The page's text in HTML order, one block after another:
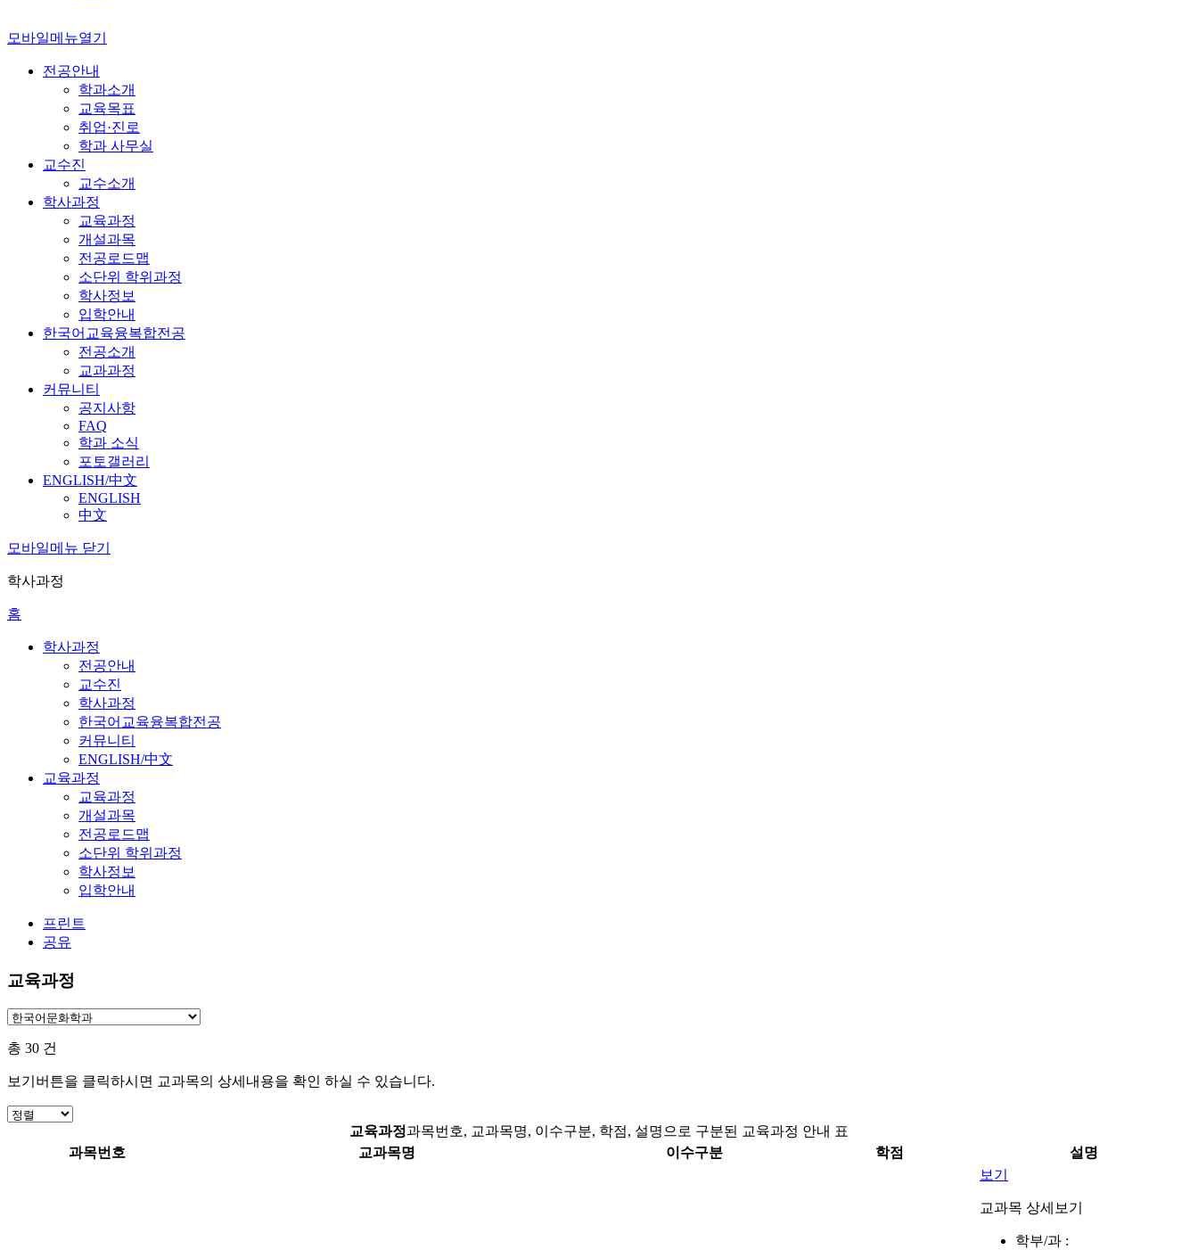
모바일메뉴열기
전공안내
학과소개
교육목표
취업·진로
학과 사무실
교수진
교수소개
학사과정
교육과정
개설과목
전공로드맵
소단위 학위과정
학사정보
입학안내
한국어교육융복합전공
전공소개
교과과정
커뮤니티
공지사항
FAQ
학과 소식
포토갤러리
ENGLISH/中文
ENGLISH
中文
모바일메뉴 닫기
학사과정
홈
학사과정
전공안내
교수진
학사과정
한국어교육융복합전공
커뮤니티
ENGLISH/中文
교육과정
교육과정
개설과목
전공로드맵
소단위 학위과정
학사정보
입학안내
프린트
공유
교육과정
총 30 건
보기버튼을 클릭하시면 교과목의 상세내용을 확인 하실 수 있습니다.
교육과정과목번호, 교과목명, 이수구분, 학점, 설명으로 구분된 교육과정 안내 표
과목번호
교과목명 이수구분 학점 설명
보기
교과목 상세보기
학부/과 :